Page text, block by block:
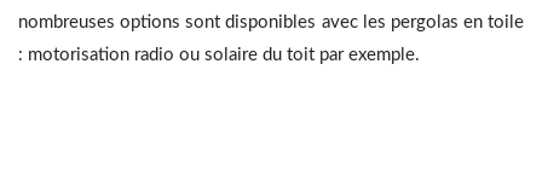
nombreuses options sont disponibles avec les pergolas en toile
: motorisation radio ou solaire du toit par exemple.